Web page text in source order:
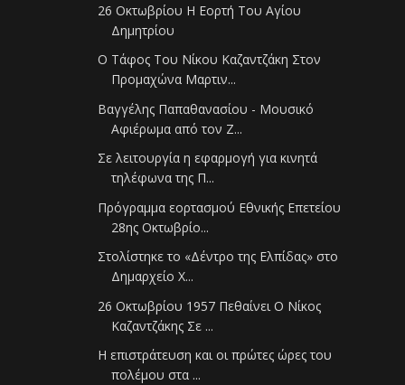
26 Οκτωβρίου Η Εορτή Του Αγίου
Δημητρίου
Ο Τάφος Του Νίκου Καζαντζάκη Στον
Προμαχώνα Μαρτιν...
Βαγγέλης Παπαθανασίου - Μουσικό
Αφιέρωμα από τον Z...
Σε λειτουργία η εφαρμογή για κινητά
τηλέφωνα της Π...
Πρόγραμμα εορτασμού Εθνικής Επετείου
28ης Οκτωβρίο...
Στολίστηκε το «Δέντρο της Ελπίδας» στο
Δημαρχείο Χ...
26 Οκτωβρίου 1957 Πεθαίνει Ο Νίκος
Καζαντζάκης Σε ...
Η επιστράτευση και οι πρώτες ώρες του
πολέμου στα ...